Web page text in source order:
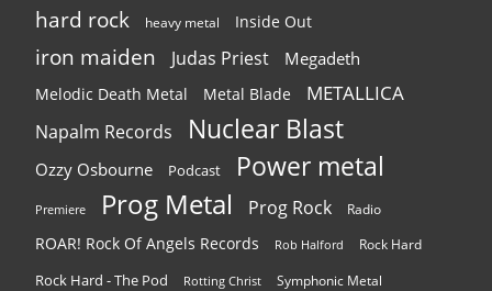
hard rock heavy metal Inside Out
iron maiden Judas Priest Megadeth
Melodic Death Metal Metal Blade METALLICA
Napalm Records Nuclear Blast
Ozzy Osbourne Podcast Power metal
Premiere Prog Metal Prog Rock Radio
ROAR! Rock Of Angels Records Rob Halford Rock Hard
Rock Hard - The Pod Rotting Christ Symphonic Metal